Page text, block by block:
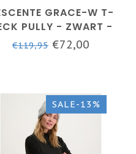
GRACE-W T-
PULLY - ZWART -
DAMES
€119,95€72,00
SALE-13%